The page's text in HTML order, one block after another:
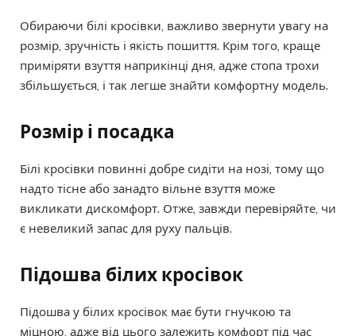
Обираючи білі кросівки, важливо звернути увагу на
розмір, зручність і якість пошиття. Крім того, краще
приміряти взуття наприкінці дня, адже стопа трохи
збільшується, і так легше знайти комфортну модель.
Розмір і посадка
Білі кросівки повинні добре сидіти на нозі, тому що
надто тісне або занадто вільне взуття може
викликати дискомфорт. Отже, завжди перевіряйте, чи
є невеликий запас для руху пальців.
Підошва білих кросівок
Підошва у білих кросівок має бути гнучкою та
міцною, адже від цього залежить комфорт під час